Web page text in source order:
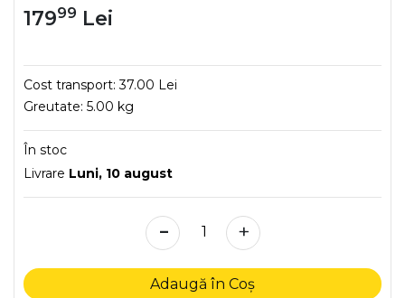
17999 Lei
Cost transport:37.00 Lei
Greutate: 5.00 kg
În stoc
Livrare Luni, 10 august
- +
Adaugă în Coș